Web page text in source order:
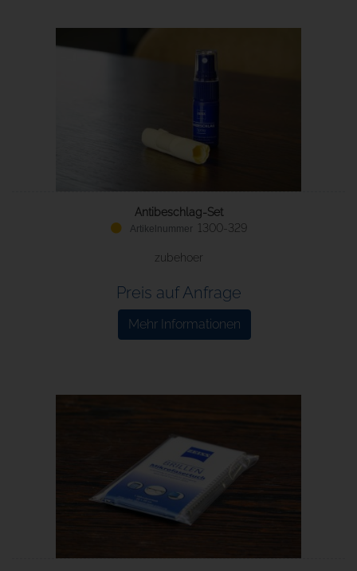
Antibeschlag-Set
1300-329
zubehoer
Preis auf Anfrage
Mehr Informationen